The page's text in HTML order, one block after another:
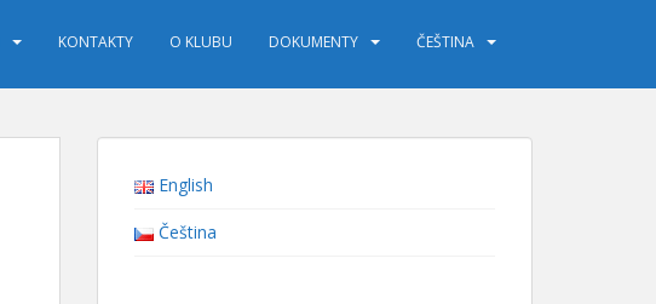
KONTAKTY O KLUBU DOKUMENTY ČEŠTINA
English
Čeština